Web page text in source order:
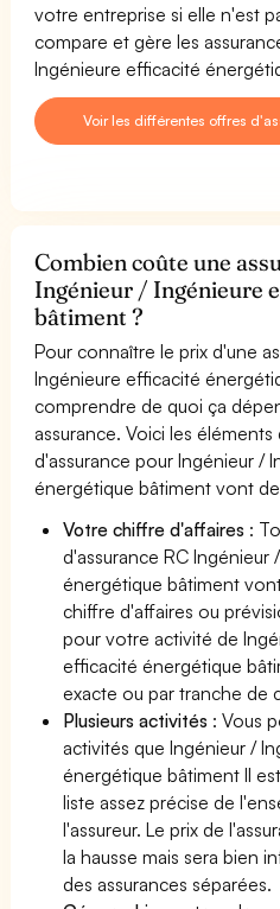
votre entreprise si elle n'est
compare et gère les
Ingénieure efficacité
Voir les différentes offres
Combien coûte une
Ingénieur / Ingénieure
bâtiment ?
Pour connaître le prix d'une
Ingénieure efficacité
comprendre de quoi ça
assurance. Voici les
d'assurance pour Ingénieur /
énergétique bâtiment vont
Votre chiffre d'affaires :
d'assurance RC
énergétique bâtiment
chiffre d'affaires ou
pour votre activité de
efficacité énergétique
exacte ou par tranche de
Plusieurs activités : Vous
activités que Ingénieur /
énergétique bâtiment Il
liste assez précise de
l'assureur. Le prix de
la hausse mais sera bien
des assurances séparées.